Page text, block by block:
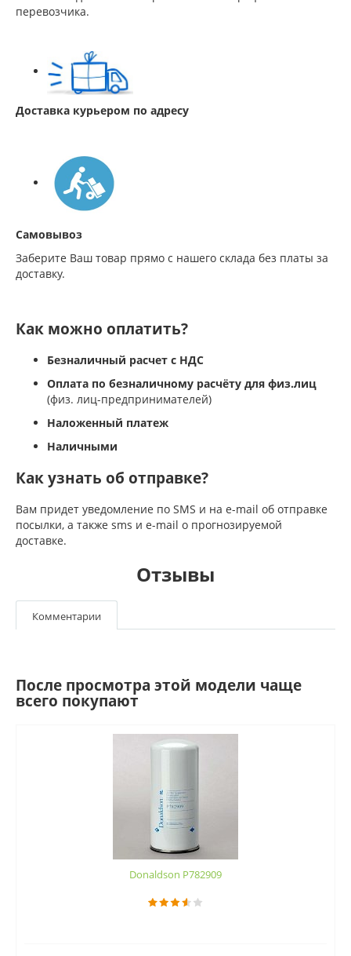
перевозчика.
Доставка курьером по адресу
Самовывоз
Заберите Ваш товар прямо с нашего склада без платы за
доставку.
Как можно оплатить?
Безналичный расчет с НДС
Оплата по безналичному расчёту для физ.лиц
(физ. лиц-предпринимателей)
Наложенный платеж
Наличными
Как узнать об отправке?
Вам придет уведомление по SMS и на e-mail об отправке
посылки, а также sms и e-mail о прогнозируемой
доставке.
Отзывы
Комментарии
После просмотра этой модели чаще
всего покупают
Donaldson P782909